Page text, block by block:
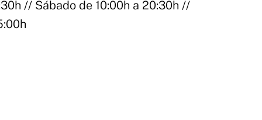
// Sábado de 10:00h a 20:30h //